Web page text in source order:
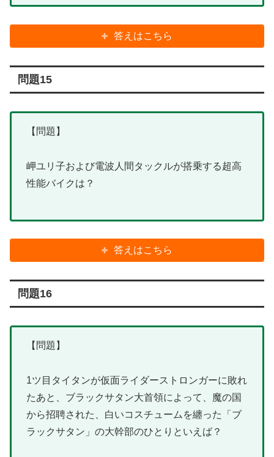
答えはこちら
問題15
【問題】
岬ユリ子および電波人間タックルが搭乗する超高
性能バイクは？
答えはこちら
問題16
【問題】
1ツ目タイタンが仮面ライダーストロンガーに敗れ
たあと、ブラックサタン大首領によって、魔の国
から招聘された、白いコスチュームを纏った「ブ
ラックサタン」の大幹部のひとりといえば？